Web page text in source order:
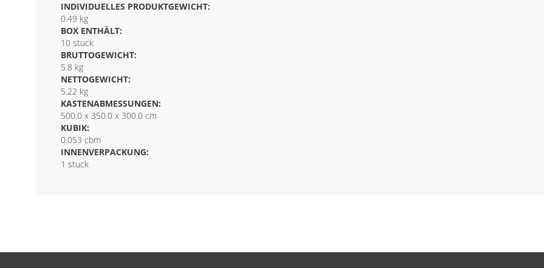
INDIVIDUELLES PRODUKTGEWICHT:
0.49 kg
BOX ENTHÄLT:
10 stuck
BRUTTOGEWICHT:
5.8 kg
NETTOGEWICHT:
5.22 kg
KASTENABMESSUNGEN:
500.0 x 350.0 x 300.0 cm
KUBIK:
0.053 cbm
INNENVERPACKUNG:
1 stuck